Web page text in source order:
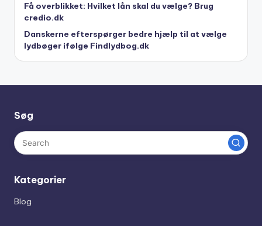
Få overblikket: Hvilket lån skal du vælge? Brug
credio.dk
Danskerne efterspørger bedre hjælp til at vælge
lydbøger ifølge Findlydbog.dk
Søg
Kategorier
Blog